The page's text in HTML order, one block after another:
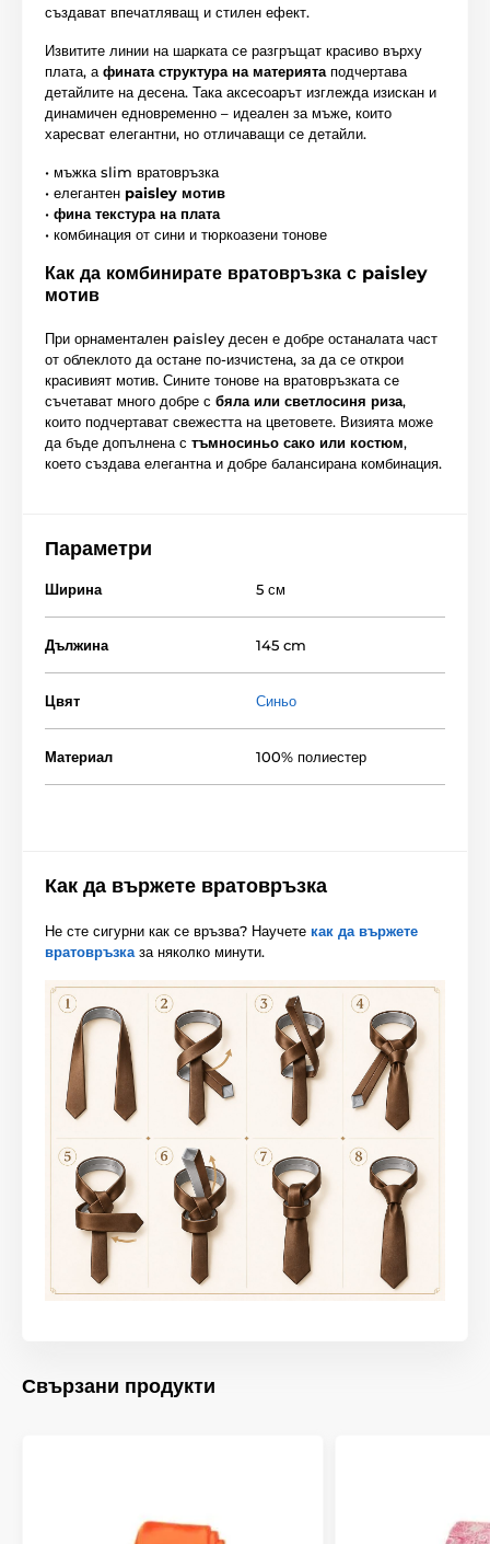
създават впечатляващ и стилен ефект.
Извитите линии на шарката се разгръщат красиво върху
плата, а фината структура на материята подчертава
детайлите на десена. Така аксесоарът изглежда изискан и
динамичен едновременно – идеален за мъже, които
харесват елегантни, но отличаващи се детайли.
• мъжка slim вратовръзка
• елегантен paisley мотив
• фина текстура на плата
• комбинация от сини и тюркоазени тонове
Как да комбинирате вратовръзка с paisley
мотив
При орнаментален paisley десен е добре останалата част
от облеклото да остане по-изчистена, за да се открои
красивият мотив. Сините тонове на вратовръзката се
съчетават много добре с бяла или светлосиня риза,
които подчертават свежестта на цветовете. Визията може
да бъде допълнена с тъмносиньо сако или костюм,
което създава елегантна и добре балансирана комбинация.
Параметри
Ширина 5 см
Дължина 145 cm
Цвят Синьо
Материал 100% полиестер
Как да вържете вратовръзка
Не сте сигурни как се връзва? Научете как да вържете
вратовръзка за няколко минути.
Свързани продукти